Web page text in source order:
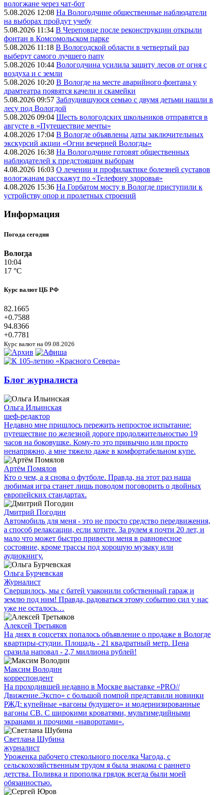
вологжане через чат-бот
5.08.2026 12:08 На Вологодчине общественные наблюдатели
на выборах пройдут учебу
5.08.2026 11:34 В Череповце после реконструкции открыли
фонтан в Комсомольском парке
5.08.2026 11:18 В Вологодской области в четвертый раз
выберут самого лучшего папу
5.08.2026 10:44 Вологодчина усилила защиту лесов от огня с
воздуха и с земли
5.08.2026 10:20 В Вологде на месте аварийного фонтана у
драмтеатра появятся качели и скамейки
5.08.2026 09:57 Заблудившуюся семью с двумя детьми нашли в
лесу под Вологдой
5.08.2026 09:04 Шесть вологодских школьников отправятся в
августе в «Путешествие мечты»
4.08.2026 17:04 В Вологде объявлены даты заключительных
экскурсий акции «Огни вечерней Вологды»
4.08.2026 16:38 На Вологодчине готовят общественных
наблюдателей к предстоящим выборам
4.08.2026 16:03 О лечении и профилактике болезней суставов
вологжанам расскажут по «Телефону здоровья»
4.08.2026 15:36 На Горбатом мосту в Вологде приступили к
устройству опор и пролетных строений
Информация
Погода сегодня
Вологда
10:04
17 °C
Курс валют ЦБ РФ
82.1665
+0.7588
94.8366
+0.7781
Курс валют на 09.08.2026
Блог журналиста
Ольга Ильинская
шеф-редактор
Недавно мне пришлось пережить непростое испытание:
путешествие по железной дороге продолжительностью 19
часов на боковушке. Кому-то это привычно или просто
ненапряжно, а мне тяжело даже в комфортабельном купе.
Артём Помялов
Кто о чем, а я снова о футболе. Правда, на этот раз наша
любимая игра станет лишь поводом поговорить о двойных
европейских стандартах.
Дмитрий Погодин
Автомобиль для меня - это не просто средство передвижения,
а способ релаксации, если хотите. За рулем я почти 20 лет, и
мало что может быстро привести меня в равновесное
состояние, кроме трассы под хорошую музыку или
аудиокнигу.
Ольга Бурчевская
Журналист
Свершилось, мы с батей узаконили собственный гараж и
землю под ним! Правда, радоваться этому событию сил у нас
уже не осталось…
Алексей Третьяков
На днях в соцсетях попалось объявление о продаже в Вологде
квартиры-студии. Площадь - 21 квадратный метр. Цена
сразила наповал - 2,7 миллиона рублей!
Максим Володин
корреспондент
На проходившей недавно в Мос­кве выставке «PRO//
Движение.Экспо» с большой помпой представили новинки
РЖД: купейные «вагоны будущего» и модернизированные
вагоны СВ. С широкими кроватями, мультимедийными
экранами и прочими «наворотами».
Светлана Шубина
журналист
Уроженка рабочего стекольного поселка Чагода, с
сельскохозяйственным трудом я была знакома с раннего
детства. Поливка и прополка грядок всегда были моей
обязанностью.